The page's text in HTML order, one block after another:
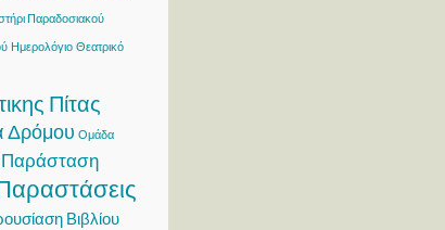
Παραδοσιακού
Ημερολόγιο Θεατρικό
Πίτας
Δρόμου Ομάδα
Παράσταση
Βιβλίου